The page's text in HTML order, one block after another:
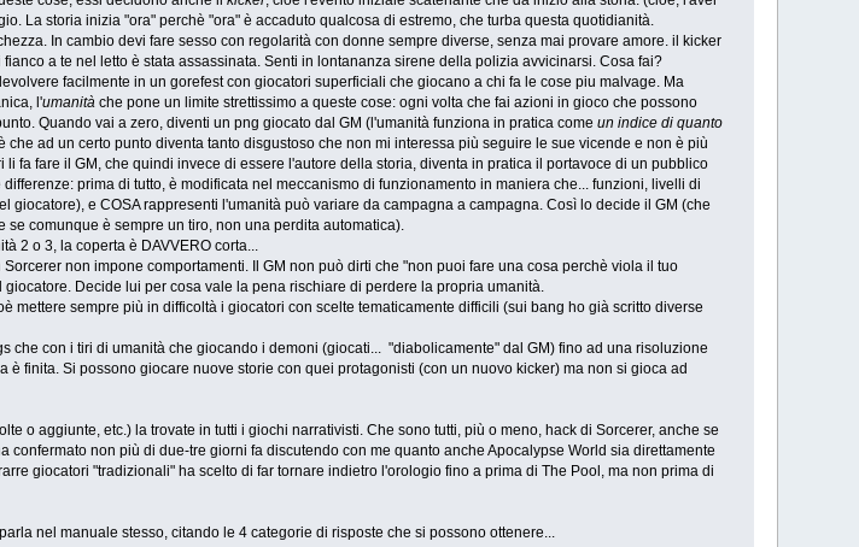
La storia inizia "ora" perchè "ora" è accaduto qualcosa di estremo, che turba questa quotidianità.
In cambio devi fare sesso con regolarità con donne sempre diverse, senza mai provare amore. il kicker
a te nel letto è stata assassinata. Senti in lontananza sirene della polizia avvicinarsi. Cosa fai?
facilmente in un gorefest con giocatori superficiali che giocano a chi fa le cose piu malvage. Ma
l'umanitàche pone un limite strettissimo a queste cose: ogni volta che fai azioni in gioco che possono
Quando vai a zero, diventi un png giocato dal GM (l'umanità funziona in pratica come un indice di quanto
che ad un certo punto diventa tanto disgustoso che non mi interessa più seguire le sue vicende e non è più
fa fare il GM, che quindi invece di essere l'autore della storia, diventa in pratica il portavoce di un pubblico
prima di tutto, è modificata nel meccanismo di funzionamento in maniera che... funzioni, livelli di
giocatore), e COSA rappresenti l'umanità può variare da campagna a campagna. Così lo decide il GM (che
comunque è sempre un tiro, non una perdita automatica).
2 o 3, la coperta è DAVVERO corta...
non impone comportamenti. Il GM non può dirti che "non puoi fare una cosa perchè viola il tuo
Decide lui per cosa vale la pena rischiare di perdere la propria umanità.
mettere sempre più in difficoltà i giocatori con scelte tematicamente difficili (sui bang ho già scritto diverse
che con i tiri di umanità che giocando i demoni (giocati... "diabolicamente" dal GM) fino ad una risoluzione
finita. Si possono giocare nuove storie con quei protagonisti (con un nuovo kicker) ma non si gioca ad
o aggiunte, etc.) la trovate in tutti i giochi narrativisti. Che sono tutti, più o meno, hack di Sorcerer, anche se
non più di due-tre giorni fa discutendo con me quanto anche Apocalypse World sia direttamente
giocatori "tradizionali" ha scelto di far tornare indietro l'orologio fino a prima di The Pool, ma non prima di
nel manuale stesso, citando le 4 categorie di risposte che si possono ottenere...